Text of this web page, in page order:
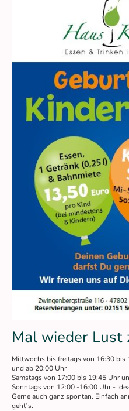
Mal wieder Lust
Mittwochs bis freitags von 16:30 bis
und ab 20:00 Uhr
Samstags von 17:00 bis 19:45 Uhr
Sonntags von 12:00 -16:00 Uhr -
Gerne auch ganz spontan. Einfach
geht´s.